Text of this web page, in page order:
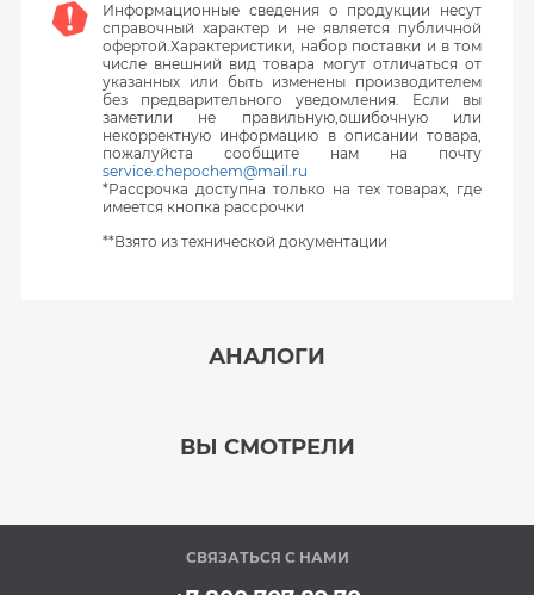
Информационные сведения о продукции несут
справочный характер и не является публичной
офертой.Характеристики, набор поставки и в том
числе внешний вид товара могут отличаться от
указанных или быть изменены производителем
без предварительного уведомления. Если вы
заметили не правильную,ошибочную или
некорректную информацию в описании товара,
пожалуйста сообщите нам на почту
service.chepochem@mail.ru
*Рассрочка доступна только на тех товарах, где
имеется кнопка рассрочки
**Взято из технической документации
АНАЛОГИ
ВЫ СМОТРЕЛИ
Под заказ
СВЯЗАТЬСЯ С НАМИ